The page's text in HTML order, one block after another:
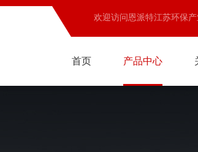
欢迎访问恩派特江苏环保
首页 产品中心